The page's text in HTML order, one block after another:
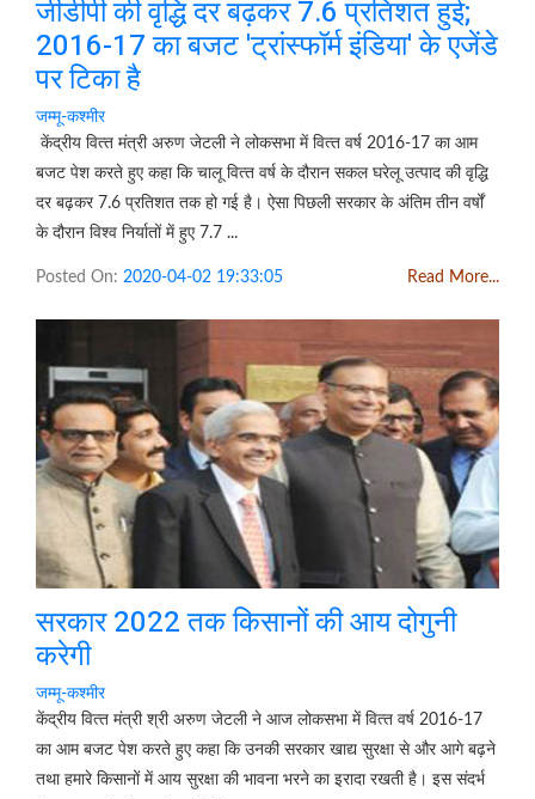
जीडीपी की वृद्धि दर बढ़कर 7.6 प्रतिशत हुई;
2016-17 का बजट 'ट्रांस्‍फॉर्म इंडिया' के एजेंडे
पर टिका है
जम्मू-कश्मीर
केंद्रीय वित्‍त मंत्री अरुण जेटली ने लोकसभा में वित्‍त वर्ष 2016-17 का आम
बजट पेश करते हुए कहा कि चालू वित्‍त वर्ष के दौरान सकल घरेलू उत्‍पाद की वृद्धि
दर बढ़कर 7.6 प्रतिशत तक हो गई है। ऐसा पिछली सरकार के अंतिम तीन वर्षों
के दौरान विश्‍व निर्यातों में हुए 7.7 ...
Posted On: 2020-04-02 19:33:05 Read More...
सरकार 2022 तक किसानों की आय दोगुनी
करेगी
जम्मू-कश्मीर
केंद्रीय वित्‍त मंत्री श्री अरुण जेटली ने आज लोकसभा में वित्‍त वर्ष 2016-17
का आम बजट पेश करते हुए कहा कि उनकी सरकार खाद्य सुरक्षा से और आगे बढ़ने
तथा हमारे किसानों में आय सुरक्षा की भावना भरने का इरादा रखती है। इस संदर्भ